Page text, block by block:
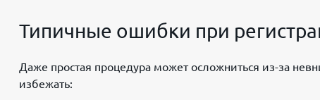
Типичные ошибки при
Даже простая процедура может осложниться из-за
избежать: